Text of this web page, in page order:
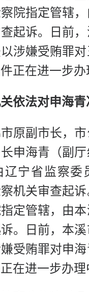
院指定管辖
起诉。日前
涉嫌受贿罪
正在进一步办
依法对申海
原副市长，
申海青（副
辽宁省监察委
机关审查起
定管辖，由
。日前，本
受贿罪对申
在进一步办理